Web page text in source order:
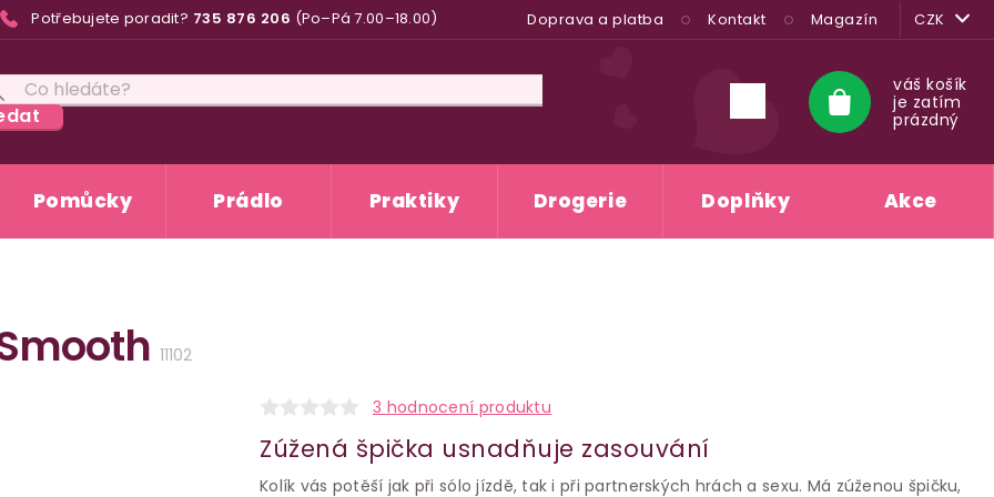
Potřebujete poradit? 735 876 206 (Po–Pá 7.00–18.00) Doprava a platba Kontakt Magazín CZK
Nákupní
košík
váš košík
je zatím
prázdný
Pomůcky Prádlo Praktiky Drogerie Doplňky Akce
11102
3 hodnocení produktu
Zúžená špička usnadňuje zasouvání
Kolík vás potěší jak při sólo jízdě, tak i při partnerských hrách a sexu. Má zúženou špičku,